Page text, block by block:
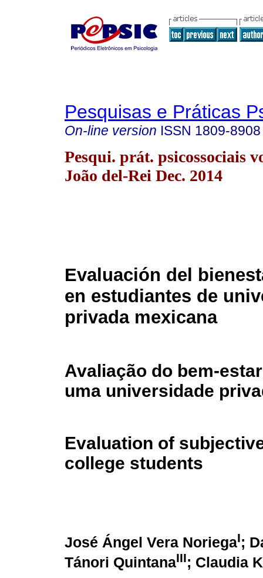
Pesquisas e Práticas
On-line version ISSN 1809-8908
Pesqui. prát. psicossociais
João del-Rei Dec. 2014
Evaluación del
en estudiantes de
privada mexicana
Avaliação do bem-
uma universidade
Evaluation of
college students
José Ángel Vera NoriegaI;
Tánori QuintanaIII; Claudia